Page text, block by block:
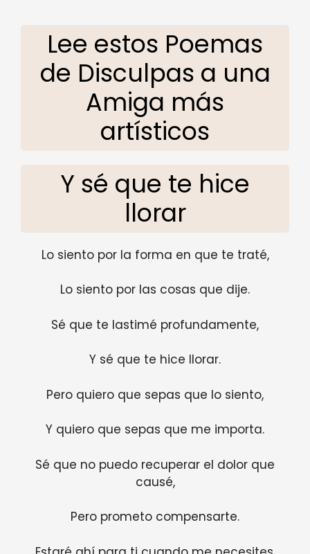
Lee estos Poemas
de Disculpas a una
Amiga más
artísticos
Y sé que te hice
llorar
Lo siento por la forma en que te traté,
Lo siento por las cosas que dije.
Sé que te lastimé profundamente,
Y sé que te hice llorar.
Pero quiero que sepas que lo siento,
Y quiero que sepas que me importa.
Sé que no puedo recuperar el dolor que
causé,
Pero prometo compensarte.